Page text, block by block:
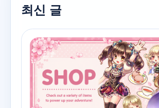
최신 글